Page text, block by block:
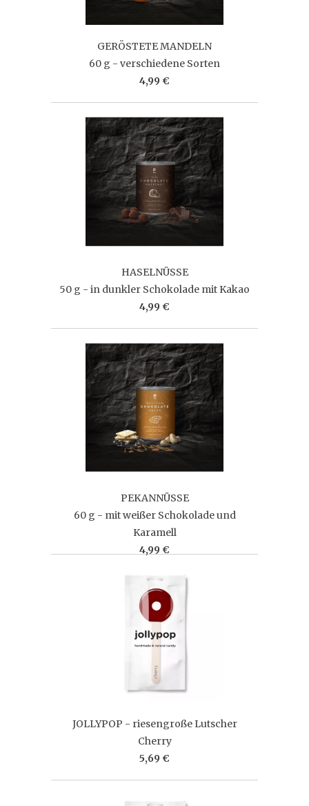
GERÖSTETE MANDELN
60 g - verschiedene Sorten
4,99 €
HASELNÜSSE
50 g - in dunkler Schokolade mit Kakao
4,99 €
PEKANNÜSSE
60 g - mit weißer Schokolade und
Karamell
4,99 €
JOLLYPOP - riesengroße Lutscher
Cherry
5,69 €